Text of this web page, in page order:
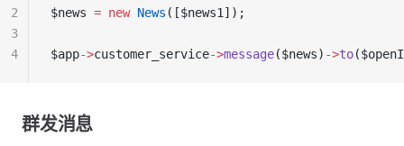
$news = new News ([$news1]);
$app->customer_service->message($news) ->to
2
3
4
群发消息